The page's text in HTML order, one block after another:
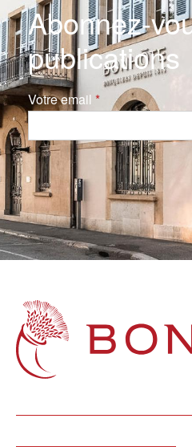
Abonnez-
publications
Votre email
Navigation principale